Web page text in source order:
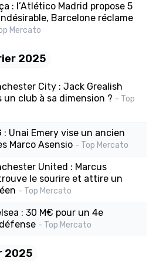
: l’Atlético Madrid propose 5
Barcelone réclame
Mercato
2025
City : Jack Grealish
club à sa dimension ? - Top
: Unai Emery vise un ancien
Marco Asensio - Top Mercato
United : Marcus
le sourire et attire un
- Top Mercato
: 30 M€ pour un 4e
- Top Mercato
2025